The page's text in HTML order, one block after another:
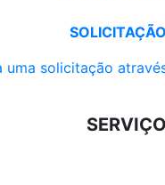
uma solicitação